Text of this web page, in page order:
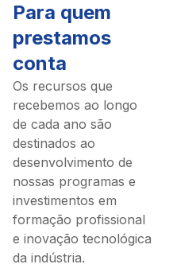
Para quem
prestamos
conta
Os recursos que
recebemos ao longo
de cada ano são
destinados ao
desenvolvimento de
nossas programas e
investimentos em
formação profissional
e inovação tecnológica
da indústria.